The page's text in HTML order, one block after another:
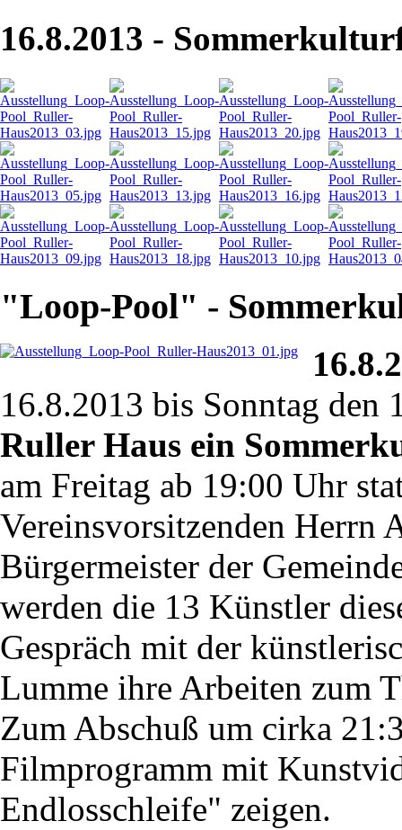
16.8.2013 -
"Loop-Pool" -
16.8.2013 bis Sonntag den
Ruller Haus ein
am Freitag ab 19:00 Uhr
Vereinsvorsitzenden Herrn
Bürgermeister der
werden die 13 Künstler
Gespräch mit der
Lumme ihre Arbeiten zum
Zum Abschuß um cirka
Filmprogramm mit
Endlosschleife" zeigen.